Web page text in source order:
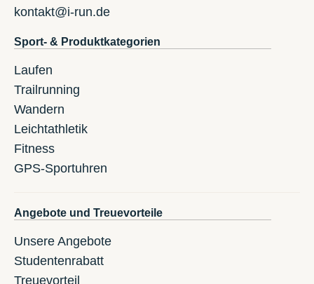
kontakt@i-run.de
Sport- & Produktkategorien
Laufen
Trailrunning
Wandern
Leichtathletik
Fitness
GPS-Sportuhren
Angebote und Treuevorteile
Unsere Angebote
Studentenrabatt
Treuevorteil